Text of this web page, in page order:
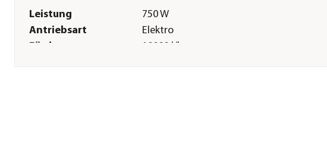
Leistung
750 W
Antriebsart
Elektro
Fördermenge
10000 l/h